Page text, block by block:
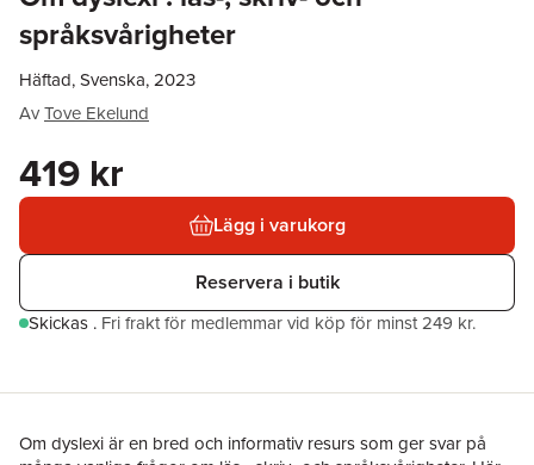
språksvårigheter
Häftad, Svenska, 2023
AvTove Ekelund
419 kr
Lägg i varukorg
Reservera i butik
Skickas . Fri frakt för medlemmar vid köp för minst 249 kr.
Om dyslexi är en bred och informativ resurs som ger svar på